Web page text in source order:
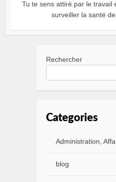
Tu te sens attiré par le travail
surveiller la santé
Rechercher
Categories
Administration,
blog